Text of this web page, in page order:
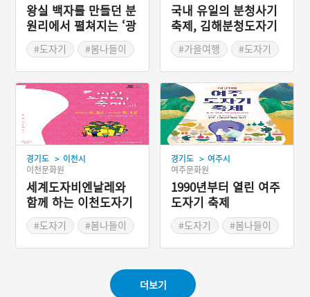
왕실 백자를 만들던 분
원리에서 펼쳐지는 ‘광
주왕실도자기축제’
#도자기
#봄나들이
국내 유일의 분청사기
축제, 김해분청도자기
축제
#가을여행
#도자기
#경상남도 축제
경기도 > 이천시
이천문화원
세계도자비엔날레와
함께 하는 이천도자기
축제
#도자기
#봄나들이
경기도 > 여주시
여주문화원
1990년부터 열린 여주
도자기 축제
#도자기
#봄나들이
더보기